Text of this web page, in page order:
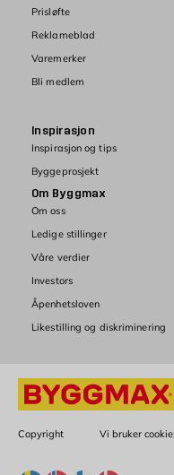
Prisløfte
Reklameblad
Varemerker
Bli medlem
Inspirasjon
Inspirasjon og tips
Byggeprosjekt
Om Byggmax
Om oss
Ledige stillinger
Våre verdier
Investors
Åpenhetsloven
Likestilling og diskriminering
Copyright Vi bruker